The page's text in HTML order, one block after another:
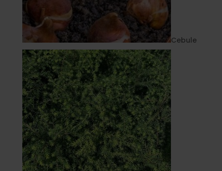
Cebule